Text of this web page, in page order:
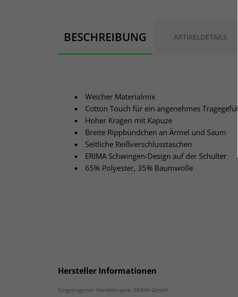
BESCHREIBUNG ARTIKELDETAILS
Weicher Materialmix
Cotton Touch für ein angenehmes Tragegefühl
Hoher Kragen mit Kapuze
Breite Rippbündchen an Ärmel und Saum
Seitliche Reißverschlusstaschen
ERIMA Schwingen-Design auf der Schulter
65% Polyester, 35% Baumwolle
Hersteller Informationen
Eingetragener Handelsname: ERIMA GmbH